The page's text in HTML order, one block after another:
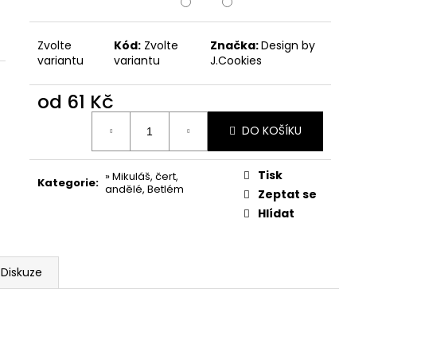
Zvolte
variantu
Kód: Zvolte
variantu
Značka:Design by
J.Cookies
od 61 Kč
DO KOŠÍKU
Kategorie: » Mikuláš, čert,
andělé, Betlém
Tisk
Zeptat se
Hlídat
Diskuze